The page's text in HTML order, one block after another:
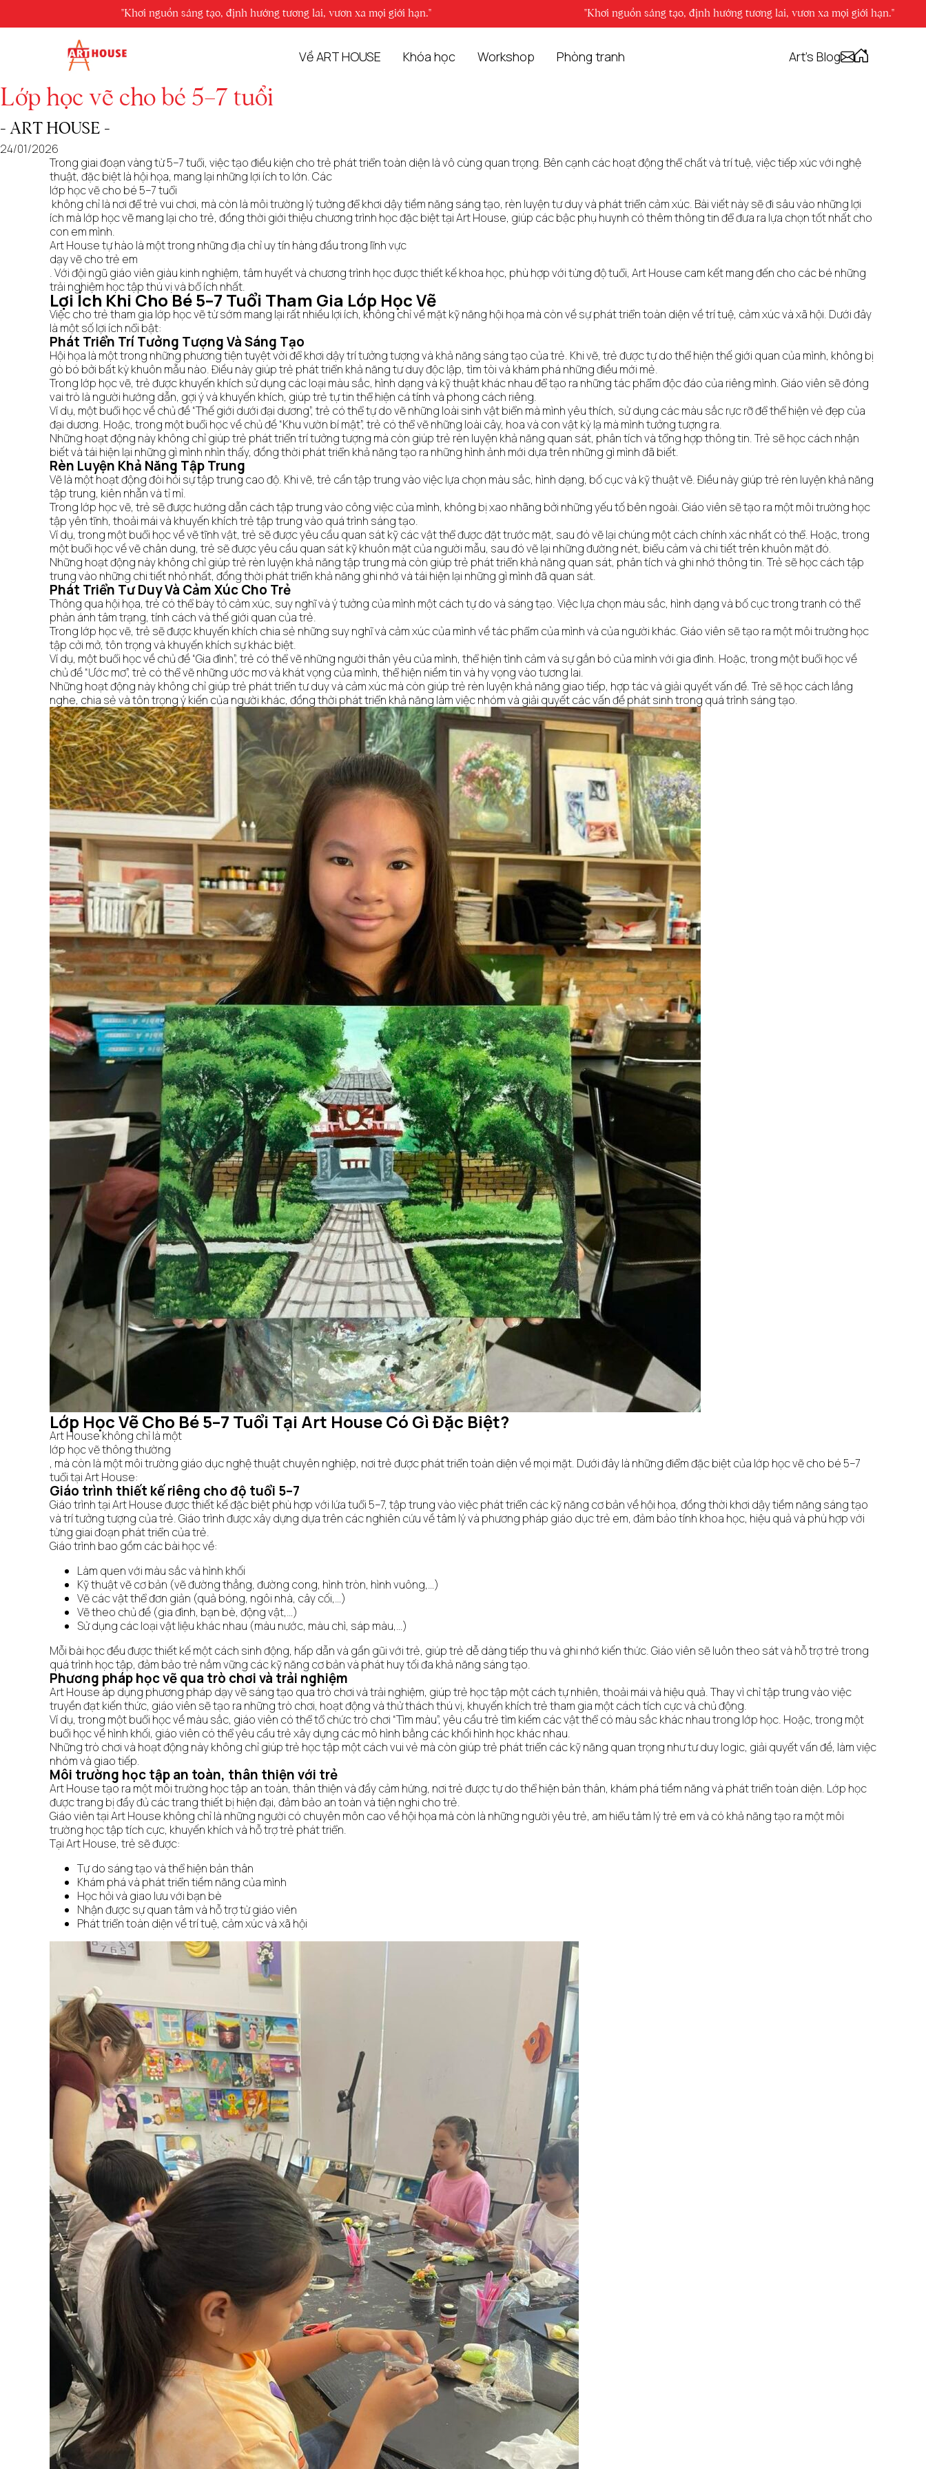
"Khơi nguồn sáng tạo, định hướng tương lai, vươn xa mọi giới hạn." "Khơi nguồn sáng tạo, định hướng tương lai, vươn xa mọi giới hạn."
Về ART HOUSE Khóa học Workshop Phòng tranh Art's Blog
Chia sẻ kiến thức
Lớp học vẽ cho bé 5–7 tuổi
Lớp học vẽ cho bé 5–7 tuổi
- ART HOUSE -
24/01/2026
Trong giai đoạn vàng từ 5–7 tuổi, việc tạo điều kiện cho trẻ phát triển toàn diện là vô cùng quan trọng. Bên cạnh các hoạt động thể chất và trí tuệ, việc tiếp xúc với nghệ
thuật, đặc biệt là hội họa, mang lại những lợi ích to lớn. Các
lớp học vẽ cho bé 5–7 tuổi
không chỉ là nơi để trẻ vui chơi, mà còn là môi trường lý tưởng để khơi dậy tiềm năng sáng tạo, rèn luyện tư duy và phát triển cảm xúc. Bài viết này sẽ đi sâu vào những lợi
ích mà lớp học vẽ mang lại cho trẻ, đồng thời giới thiệu chương trình học đặc biệt tại Art House, giúp các bậc phụ huynh có thêm thông tin để đưa ra lựa chọn tốt nhất cho
con em mình.
Art House tự hào là một trong những địa chỉ uy tín hàng đầu trong lĩnh vực
dạy vẽ cho trẻ em
. Với đội ngũ giáo viên giàu kinh nghiệm, tâm huyết và chương trình học được thiết kế khoa học, phù hợp với từng độ tuổi, Art House cam kết mang đến cho các bé những
trải nghiệm học tập thú vị và bổ ích nhất.
Lợi Ích Khi Cho Bé 5–7 Tuổi Tham Gia Lớp Học Vẽ
Việc cho trẻ tham gia lớp học vẽ từ sớm mang lại rất nhiều lợi ích, không chỉ về mặt kỹ năng hội họa mà còn về sự phát triển toàn diện về trí tuệ, cảm xúc và xã hội. Dưới đây
là một số lợi ích nổi bật:
Phát Triển Trí Tưởng Tượng Và Sáng Tạo
Hội họa là một trong những phương tiện tuyệt vời để khơi dậy trí tưởng tượng và khả năng sáng tạo của trẻ. Khi vẽ, trẻ được tự do thể hiện thế giới quan của mình, không bị
gò bó bởi bất kỳ khuôn mẫu nào. Điều này giúp trẻ phát triển khả năng tư duy độc lập, tìm tòi và khám phá những điều mới mẻ.
Trong lớp học vẽ, trẻ được khuyến khích sử dụng các loại màu sắc, hình dạng và kỹ thuật khác nhau để tạo ra những tác phẩm độc đáo của riêng mình. Giáo viên sẽ đóng
vai trò là người hướng dẫn, gợi ý và khuyến khích, giúp trẻ tự tin thể hiện cá tính và phong cách riêng.
Ví dụ, một buổi học về chủ đề “Thế giới dưới đại dương”, trẻ có thể tự do vẽ những loài sinh vật biển mà mình yêu thích, sử dụng các màu sắc rực rỡ để thể hiện vẻ đẹp của
đại dương. Hoặc, trong một buổi học về chủ đề “Khu vườn bí mật”, trẻ có thể vẽ những loài cây, hoa và con vật kỳ lạ mà mình tưởng tượng ra.
Những hoạt động này không chỉ giúp trẻ phát triển trí tưởng tượng mà còn giúp trẻ rèn luyện khả năng quan sát, phân tích và tổng hợp thông tin. Trẻ sẽ học cách nhận
biết và tái hiện lại những gì mình nhìn thấy, đồng thời phát triển khả năng tạo ra những hình ảnh mới dựa trên những gì mình đã biết.
Rèn Luyện Khả Năng Tập Trung
Vẽ là một hoạt động đòi hỏi sự tập trung cao độ. Khi vẽ, trẻ cần tập trung vào việc lựa chọn màu sắc, hình dạng, bố cục và kỹ thuật vẽ. Điều này giúp trẻ rèn luyện khả năng
tập trung, kiên nhẫn và tỉ mỉ.
Trong lớp học vẽ, trẻ sẽ được hướng dẫn cách tập trung vào công việc của mình, không bị xao nhãng bởi những yếu tố bên ngoài. Giáo viên sẽ tạo ra một môi trường học
tập yên tĩnh, thoải mái và khuyến khích trẻ tập trung vào quá trình sáng tạo.
Ví dụ, trong một buổi học về vẽ tĩnh vật, trẻ sẽ được yêu cầu quan sát kỹ các vật thể được đặt trước mặt, sau đó vẽ lại chúng một cách chính xác nhất có thể. Hoặc, trong
một buổi học về vẽ chân dung, trẻ sẽ được yêu cầu quan sát kỹ khuôn mặt của người mẫu, sau đó vẽ lại những đường nét, biểu cảm và chi tiết trên khuôn mặt đó.
Những hoạt động này không chỉ giúp trẻ rèn luyện khả năng tập trung mà còn giúp trẻ phát triển khả năng quan sát, phân tích và ghi nhớ thông tin. Trẻ sẽ học cách tập
trung vào những chi tiết nhỏ nhất, đồng thời phát triển khả năng ghi nhớ và tái hiện lại những gì mình đã quan sát.
Phát Triển Tư Duy Và Cảm Xúc Cho Trẻ
Thông qua hội họa, trẻ có thể bày tỏ cảm xúc, suy nghĩ và ý tưởng của mình một cách tự do và sáng tạo. Việc lựa chọn màu sắc, hình dạng và bố cục trong tranh có thể
phản ánh tâm trạng, tính cách và thế giới quan của trẻ.
Trong lớp học vẽ, trẻ sẽ được khuyến khích chia sẻ những suy nghĩ và cảm xúc của mình về tác phẩm của mình và của người khác. Giáo viên sẽ tạo ra một môi trường học
tập cởi mở, tôn trọng và khuyến khích sự khác biệt.
Ví dụ, một buổi học về chủ đề “Gia đình”, trẻ có thể vẽ những người thân yêu của mình, thể hiện tình cảm và sự gắn bó của mình với gia đình. Hoặc, trong một buổi học về
chủ đề “Ước mơ”, trẻ có thể vẽ những ước mơ và khát vọng của mình, thể hiện niềm tin và hy vọng vào tương lai.
Những hoạt động này không chỉ giúp trẻ phát triển tư duy và cảm xúc mà còn giúp trẻ rèn luyện khả năng giao tiếp, hợp tác và giải quyết vấn đề. Trẻ sẽ học cách lắng
nghe, chia sẻ và tôn trọng ý kiến của người khác, đồng thời phát triển khả năng làm việc nhóm và giải quyết các vấn đề phát sinh trong quá trình sáng tạo.
Lớp Học Vẽ Cho Bé 5–7 Tuổi Tại Art House Có Gì Đặc Biệt?
Art House không chỉ là một
lớp học vẽ thông thường
, mà còn là một môi trường giáo dục nghệ thuật chuyên nghiệp, nơi trẻ được phát triển toàn diện về mọi mặt. Dưới đây là những điểm đặc biệt của lớp học vẽ cho bé 5–7
tuổi tại Art House:
Giáo trình thiết kế riêng cho độ tuổi 5–7
Giáo trình tại Art House được thiết kế đặc biệt phù hợp với lứa tuổi 5–7, tập trung vào việc phát triển các kỹ năng cơ bản về hội họa, đồng thời khơi dậy tiềm năng sáng tạo
và trí tưởng tượng của trẻ. Giáo trình được xây dựng dựa trên các nghiên cứu về tâm lý và phương pháp giáo dục trẻ em, đảm bảo tính khoa học, hiệu quả và phù hợp với
từng giai đoạn phát triển của trẻ.
Giáo trình bao gồm các bài học về:
Làm quen với màu sắc và hình khối
Kỹ thuật vẽ cơ bản (vẽ đường thẳng, đường cong, hình tròn, hình vuông,…)
Vẽ các vật thể đơn giản (quả bóng, ngôi nhà, cây cối,…)
Vẽ theo chủ đề (gia đình, bạn bè, động vật,…)
Sử dụng các loại vật liệu khác nhau (màu nước, màu chì, sáp màu,…)
Mỗi bài học đều được thiết kế một cách sinh động, hấp dẫn và gần gũi với trẻ, giúp trẻ dễ dàng tiếp thu và ghi nhớ kiến thức. Giáo viên sẽ luôn theo sát và hỗ trợ trẻ trong
quá trình học tập, đảm bảo trẻ nắm vững các kỹ năng cơ bản và phát huy tối đa khả năng sáng tạo.
Phương pháp học vẽ qua trò chơi và trải nghiệm
Art House áp dụng phương pháp dạy vẽ sáng tạo qua trò chơi và trải nghiệm, giúp trẻ học tập một cách tự nhiên, thoải mái và hiệu quả. Thay vì chỉ tập trung vào việc
truyền đạt kiến thức, giáo viên sẽ tạo ra những trò chơi, hoạt động và thử thách thú vị, khuyến khích trẻ tham gia một cách tích cực và chủ động.
Ví dụ, trong một buổi học về màu sắc, giáo viên có thể tổ chức trò chơi “Tìm màu”, yêu cầu trẻ tìm kiếm các vật thể có màu sắc khác nhau trong lớp học. Hoặc, trong một
buổi học về hình khối, giáo viên có thể yêu cầu trẻ xây dựng các mô hình bằng các khối hình học khác nhau.
Những trò chơi và hoạt động này không chỉ giúp trẻ học tập một cách vui vẻ mà còn giúp trẻ phát triển các kỹ năng quan trọng như tư duy logic, giải quyết vấn đề, làm việc
nhóm và giao tiếp.
Môi trường học tập an toàn, thân thiện với trẻ
Art House tạo ra một môi trường học tập an toàn, thân thiện và đầy cảm hứng, nơi trẻ được tự do thể hiện bản thân, khám phá tiềm năng và phát triển toàn diện. Lớp học
được trang bị đầy đủ các trang thiết bị hiện đại, đảm bảo an toàn và tiện nghi cho trẻ.
Giáo viên tại Art House không chỉ là những người có chuyên môn cao về hội họa mà còn là những người yêu trẻ, am hiểu tâm lý trẻ em và có khả năng tạo ra một môi
trường học tập tích cực, khuyến khích và hỗ trợ trẻ phát triển.
Tại Art House, trẻ sẽ được:
Tự do sáng tạo và thể hiện bản thân
Khám phá và phát triển tiềm năng của mình
Học hỏi và giao lưu với bạn bè
Nhận được sự quan tâm và hỗ trợ từ giáo viên
Phát triển toàn diện về trí tuệ, cảm xúc và xã hội